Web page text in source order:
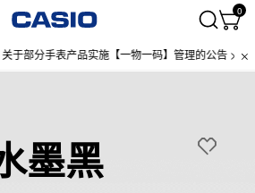
0
手表产品实施【一物一码】管理的公告 > 微信
墨黑